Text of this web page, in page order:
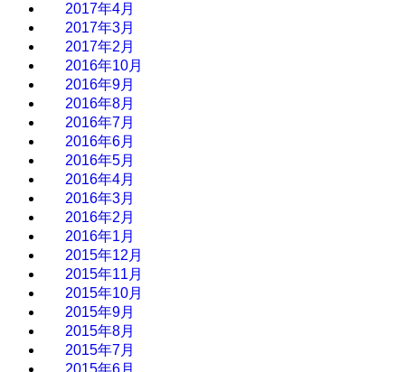
2017年4月
2017年3月
2017年2月
2016年10月
2016年9月
2016年8月
2016年7月
2016年6月
2016年5月
2016年4月
2016年3月
2016年2月
2016年1月
2015年12月
2015年11月
2015年10月
2015年9月
2015年8月
2015年7月
2015年6月